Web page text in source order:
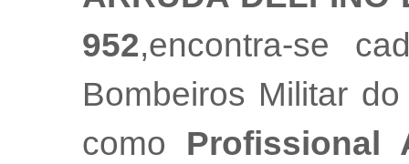
952,encontra-se
Bombeiros Militar
como Profissional